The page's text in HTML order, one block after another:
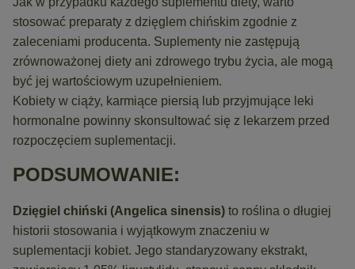
stosować preparaty z dzięglem chińskim zgodnie z
zaleceniami producenta. Suplementy nie zastępują
zrównoważonej diety ani zdrowego trybu życia, ale mogą
być jej wartościowym uzupełnieniem.
Kobiety w ciąży, karmiące piersią lub przyjmujące leki
hormonalne powinny skonsultować się z lekarzem przed
rozpoczęciem suplementacji.
PODSUMOWANIE:
Dzięgiel chiński (Angelica sinensis) to roślina o długiej
historii stosowania i wyjątkowym znaczeniu w
suplementacji kobiet. Jego standaryzowany ekstrakt,